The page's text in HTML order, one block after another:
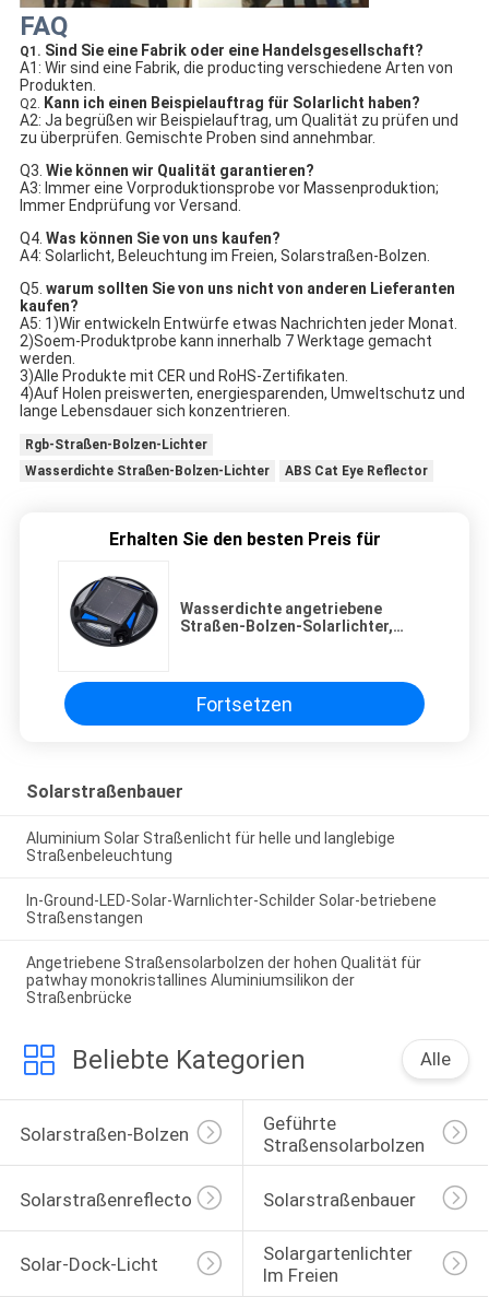
FAQ
Q1. Sind Sie eine Fabrik oder eine Handelsgesellschaft?
A1: Wir sind eine Fabrik, die producting verschiedene Arten von
Produkten.
Q2. Kann ich einen Beispielauftrag für Solarlicht haben?
A2: Ja begrüßen wir Beispielauftrag, um Qualität zu prüfen und
zu überprüfen. Gemischte Proben sind annehmbar.
Q3. Wie können wir Qualität garantieren?
A3: Immer eine Vorproduktionsprobe vor Massenproduktion;
Immer Endprüfung vor Versand.
Q4. Was können Sie von uns kaufen?
A4: Solarlicht, Beleuchtung im Freien, Solarstraßen-Bolzen.
Q5. warum sollten Sie von uns nicht von anderen Lieferanten
kaufen?
A5: 1)Wir entwickeln Entwürfe etwas Nachrichten jeder Monat.
2)Soem-Produktprobe kann innerhalb 7 Werktage gemacht
werden.
3)Alle Produkte mit CER und RoHS-Zertifikaten.
4)Auf Holen preiswerten, energiesparenden, Umweltschutz und
lange Lebensdauer sich konzentrieren.
Rgb-Straßen-Bolzen-Lichter
Wasserdichte Straßen-Bolzen-Lichter
ABS Cat Eye Reflector
Erhalten Sie den besten Preis für
Wasserdichte angetriebene
Straßen-Bolzen-Solarlichter,
Fortsetzen
Solarstraßenbauer
Aluminium Solar Straßenlicht für helle und langlebige
Straßenbeleuchtung
In-Ground-LED-Solar-Warnlichter-Schilder Solar-betriebene
Straßenstangen
Angetriebene Straßensolarbolzen der hohen Qualität für
patwhay monokristallines Aluminiumsilikon der
Straßenbrücke
Beliebte Kategorien Alle
Solarstraßen-Bolzen
Geführte
Straßensolarbolzen
Solarstraßenreflectoren Solarstraßenbauer
Solar-Dock-Licht
Solargartenlichter
Im Freien